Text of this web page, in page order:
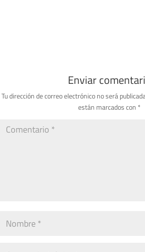
Enviar
Tu dirección de correo electrónico no será
están marcados con *